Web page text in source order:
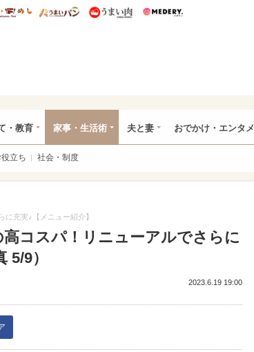
ディズニー特集
うまいめし うまいパン うまい肉
・教育 家事・生活術 夫と妻 おでかけ・エンタメ
役立ち 社会・制度
に充実♪【メニュー紹介】
高コスパ！リニューアルでさらに
5/9）
2023.6.19 19:00